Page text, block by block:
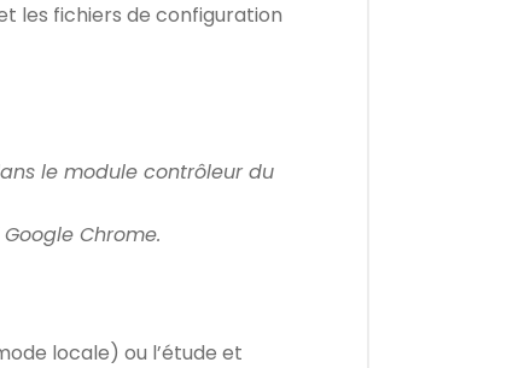
les fichiers de configuration
le module contrôleur du
Chrome.
locale) ou l’étude et